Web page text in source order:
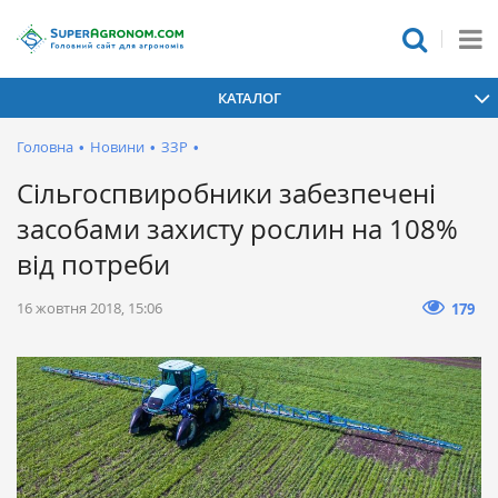
КАТАЛОГ
Головна • Новини • ЗЗР •
Сільгоспвиробники забезпечені
засобами захисту рослин на 108%
від потреби
16 жовтня 2018, 15:06 179